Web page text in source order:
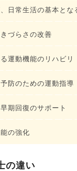
日常生活の基本とな
づらさの改善
運動機能のリハビリ
防のための運動指導
期回復のサポート
の強化
の違い